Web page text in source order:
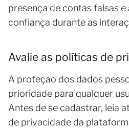
presença de contas falsas e
confiança durante as
Avalie as políticas de
A proteção dos dados
prioridade para qualquer
Antes de se cadastrar, leia
de privacidade da